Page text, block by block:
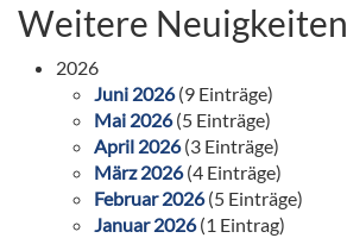
Weitere Neuigkeiten
2026
Juni 2026(9 Einträge)
Mai 2026(5 Einträge)
April 2026(3 Einträge)
März 2026(4 Einträge)
Februar 2026(5 Einträge)
Januar 2026(1 Eintrag)